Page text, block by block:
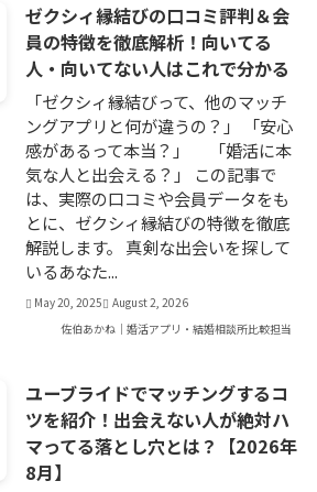
ゼクシィ縁結びの口コミ評判＆会
員の特徴を徹底解析！向いてる
人・向いてない人はこれで分かる
「ゼクシィ縁結びって、他のマッチ
ングアプリと何が違うの？」 「安心
感があるって本当？」 「婚活に本
気な人と出会える？」 この記事で
は、実際の口コミや会員データをも
とに、ゼクシィ縁結びの特徴を徹底
解説します。 真剣な出会いを探して
いるあなた...
May 20, 2025
August 2, 2026
佐伯あかね｜婚活アプリ・結婚相談所比較担当
ユーブライドでマッチングするコ
ツを紹介！出会えない人が絶対ハ
マってる落とし穴とは？【2026年
8月】